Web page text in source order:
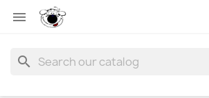

search